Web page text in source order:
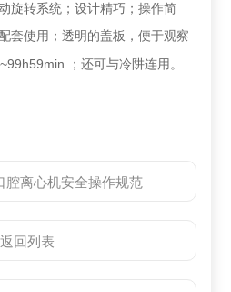
旋转系统；设计精巧；操作简
套使用；透明的盖板，便于观察
；还可与冷阱连用。
腔离心机安全操作规范
返回列表